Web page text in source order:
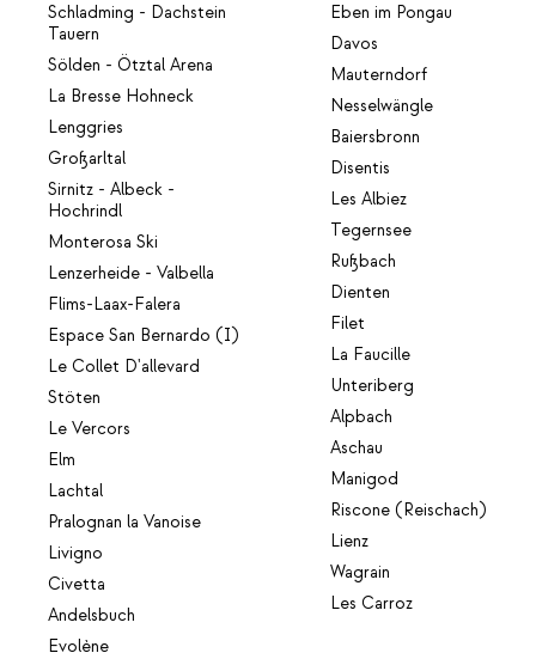
Schladming - Dachstein
Tauern
Sölden - Ötztal Arena
La Bresse Hohneck
Lenggries
Großarltal
Sirnitz - Albeck -
Hochrindl
Monterosa Ski
Lenzerheide - Valbella
Flims-Laax-Falera
Espace San Bernardo (I)
Le Collet D'allevard
Stöten
Le Vercors
Elm
Lachtal
Pralognan la Vanoise
Livigno
Civetta
Andelsbuch
Evolène
Eben im Pongau
Davos
Mauterndorf
Nesselwängle
Baiersbronn
Disentis
Les Albiez
Tegernsee
Rußbach
Dienten
Filet
La Faucille
Unteriberg
Alpbach
Aschau
Manigod
Riscone (Reischach)
Lienz
Wagrain
Les Carroz